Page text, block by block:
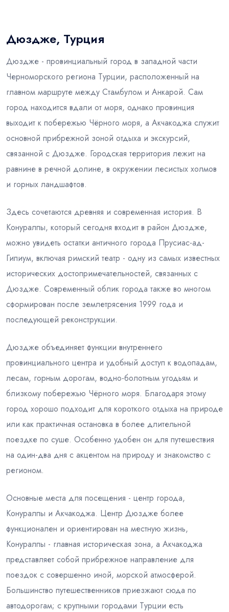
Дюздже, Турция
Дюздже - провинциальный город в западной части
Черноморского региона Турции, расположенный на
главном маршруте между Стамбулом и Анкарой. Сам
город находится вдали от моря, однако провинция
выходит к побережью Чёрного моря, а Акчакоджа служит
основной прибрежной зоной отдыха и экскурсий,
связанной с Дюздже. Городская территория лежит на
равнине в речной долине, в окружении лесистых холмов
и горных ландшафтов.
Здесь сочетаются древняя и современная история. В
Конуралпы, который сегодня входит в район Дюздже,
можно увидеть остатки античного города Прусиас-ад-
Гипиум, включая римский театр - одну из самых известных
исторических достопримечательностей, связанных с
Дюздже. Современный облик города также во многом
сформирован после землетрясения 1999 года и
последующей реконструкции.
Дюздже объединяет функции внутреннего
провинциального центра и удобный доступ к водопадам,
лесам, горным дорогам, водно-болотным угодьям и
близкому побережью Чёрного моря. Благодаря этому
город хорошо подходит для короткого отдыха на природе
или как практичная остановка в более длительной
поездке по суше. Особенно удобен он для путешествия
на один-два дня с акцентом на природу и знакомство с
регионом.
Основные места для посещения - центр города,
Конуралпы и Акчакоджа. Центр Дюздже более
функционален и ориентирован на местную жизнь,
Конуралпы - главная историческая зона, а Акчакоджа
представляет собой прибрежное направление для
поездок с совершенно иной, морской атмосферой.
Большинство путешественников приезжают сюда по
автодорогам; с крупными городами Турции есть